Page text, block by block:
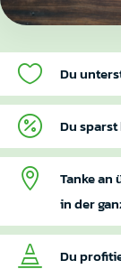
 Du
 Du sparst

Tanke an
in der

Du